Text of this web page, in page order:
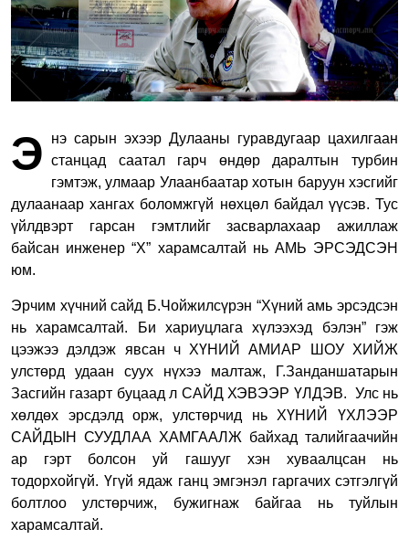
Э
нэ сарын эхээр Дулааны гуравдугаар цахилгаан
станцад саатал гарч өндөр даралтын турбин
гэмтэж, улмаар Улаанбаатар хотын баруун хэсгийг
дулаанаар хангах боломжгүй нөхцөл байдал үүсэв. Тус
үйлдвэрт гарсан гэмтлийг засварлахаар ажиллаж
байсан инженер “Х” харамсалтай нь АМЬ ЭРСЭДСЭН
юм.
Эрчим хүчний сайд Б.Чойжилсүрэн “Хүний амь эрсэдсэн
нь харамсалтай. Би хариуцлага хүлээхэд бэлэн” гэж
цээжээ дэлдэж явсан ч ХҮНИЙ АМИАР ШОУ ХИЙЖ
улстөрд удаан суух нүхээ малтаж, Г.Занданшатарын
Засгийн газарт буцаад л САЙД ХЭВЭЭР ҮЛДЭВ. Улс нь
хөлдөх эрсдэлд орж, улстөрчид нь ХҮНИЙ ҮХЛЭЭР
САЙДЫН СУУДЛАА ХАМГААЛЖ байхад талийгаачийн
ар гэрт болсон уй гашууг хэн хуваалцсан нь
тодорхойгүй. Үгүй ядаж ганц эмгэнэл гаргачих сэтгэлгүй
болтлоо улстөрчиж, бужигнаж байгаа нь туйлын
харамсалтай.